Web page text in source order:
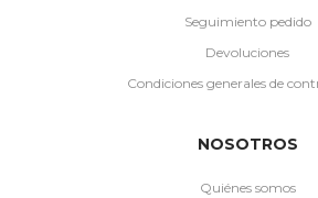
Seguimiento pedido
Devoluciones
Condiciones generales de
NOSOTROS
Quiénes somos